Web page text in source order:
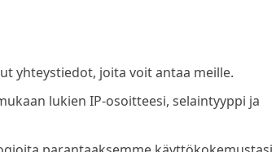
yhteystiedot, joita voit antaa meille.
lukien IP-osoitteesi, selaintyyppi ja